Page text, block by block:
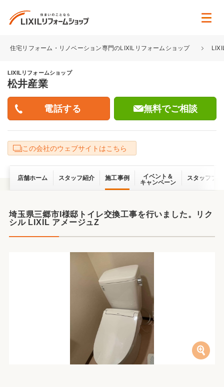
住宅リフォーム・リノベーション専門のLIXILリフォームショップ
LIXILリフォームショップ
松井産業
無料でご相談
この会社のウェブサイトはこちら
店舗ホーム スタッフ紹介 施工事例
イベント＆
キャンペーン
スタッフブ
埼玉県三郷市I様邸トイレ交換工事を行いました。リク
シル LIXIL アメージュZ